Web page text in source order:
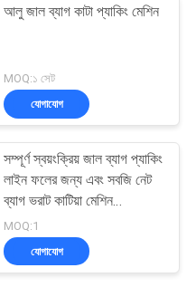
আলু জাল ব্যাগ কাটা প্যাকিং মেশিন
MOQ:১ সেট
যোগাযোগ
সম্পূর্ণ স্বয়ংক্রিয় জাল ব্যাগ প্যাকিং
লাইন ফলের জন্য এবং সবজি নেট
ব্যাগ ভরাট কাটিয়া মেশিন
Mtulihead ওজন সঙ্গে
MOQ:1
যোগাযোগ